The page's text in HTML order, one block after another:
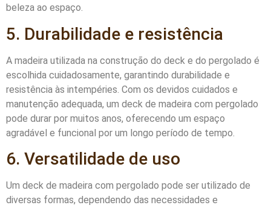
beleza ao espaço.
5. Durabilidade e resistência
A madeira utilizada na construção do deck e do pergolado é
escolhida cuidadosamente, garantindo durabilidade e
resistência às intempéries. Com os devidos cuidados e
manutenção adequada, um deck de madeira com pergolado
pode durar por muitos anos, oferecendo um espaço
agradável e funcional por um longo período de tempo.
6. Versatilidade de uso
Um deck de madeira com pergolado pode ser utilizado de
diversas formas, dependendo das necessidades e